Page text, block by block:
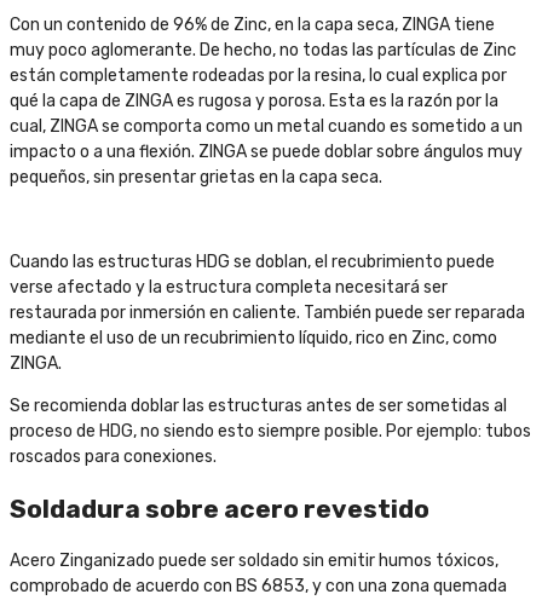
Con un contenido de 96% de Zinc, en la capa seca, ZINGA tiene
muy poco aglomerante. De hecho, no todas las partículas de Zinc
están completamente rodeadas por la resina, lo cual explica por
qué la capa de ZINGA es rugosa y porosa. Esta es la razón por la
cual, ZINGA se comporta como un metal cuando es sometido a un
impacto o a una flexión. ZINGA se puede doblar sobre ángulos muy
pequeños, sin presentar grietas en la capa seca.
Cuando las estructuras HDG se doblan, el recubrimiento puede
verse afectado y la estructura completa necesitará ser
restaurada por inmersión en caliente. También puede ser reparada
mediante el uso de un recubrimiento líquido, rico en Zinc, como
ZINGA.
Se recomienda doblar las estructuras antes de ser sometidas al
proceso de HDG, no siendo esto siempre posible. Por ejemplo: tubos
roscados para conexiones.
Soldadura sobre acero revestido
Acero Zinganizado puede ser soldado sin emitir humos tóxicos,
comprobado de acuerdo con BS 6853, y con una zona quemada